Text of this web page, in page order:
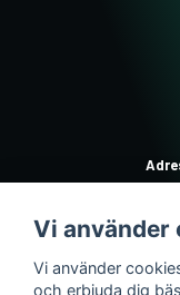
Vi använder
Vi använder
och erbjuda dig